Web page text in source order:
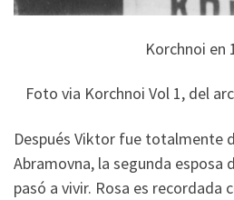
Korchnoi en
Foto via Korchnoi Vol 1, del
Después Viktor fue totalmente
Abramovna, la segunda esposa
pasó a vivir. Rosa es recordada